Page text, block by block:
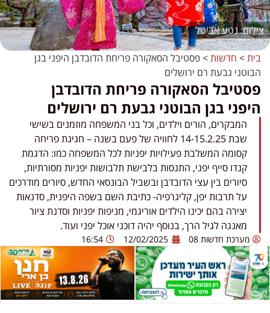
נטע אביטל
בית> חדשות>פסטיבל הסאקורה פריחת הדובדבן היפני בגן
הבוטני גבעת רם ירושלים
פסטיבל הסאקורה פריחת הדובדבן
היפני בגן הבוטני גבעת רם ירושלים
המבקרים, הורים וילדים, וכל בני המשפחה מוזמנים בשישי
שבת 14-15.2.25 לחוויה של פעם בשנה – חגיגת פריחה
קסומה המשלבת פעילויות יפניות לכל המשפחה כמו: הדגמת
קנדו סייף יפני, התנסות בלבישת תלבושות יפניות מסורתיות,
סיורים בין עצי הדובדבן ובשביל הבונסאי החדש, סיורים מודרכים
על תרבות יפן, קליגרפיה- כתיבת השם בשפה היפנית, סדנאות
יצירה בהם יכינו הילדים אוריגמי, מניפות יפניות וסדנת ציור
מאנגה לגיל הרך, בנוסף יהיה דוכני אוכל יפני ועוד.
מערכת חדשות 08 12/02/2025
16:54